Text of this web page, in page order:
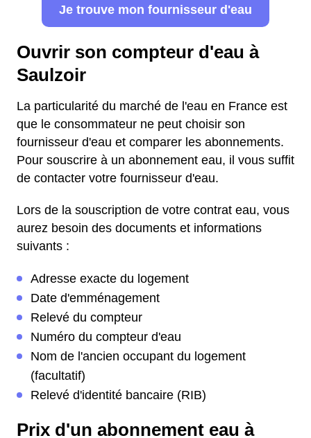
Je trouve mon fournisseur d'eau
Ouvrir son compteur d'eau à
Saulzoir
La particularité du marché de l'eau en France est
que le consommateur ne peut choisir son
fournisseur d'eau et comparer les abonnements.
Pour souscrire à un abonnement eau, il vous suffit
de contacter votre fournisseur d'eau.
Lors de la souscription de votre contrat eau, vous
aurez besoin des documents et informations
suivants :
Adresse exacte du logement
Date d'emménagement
Relevé du compteur
Numéro du compteur d'eau
Nom de l'ancien occupant du logement
(facultatif)
Relevé d'identité bancaire (RIB)
Prix d'un abonnement eau à